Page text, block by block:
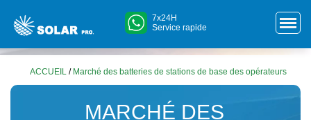
7x24H
Service rapide
ACCUEIL / Marché des batteries de stations de base des opérateurs
MARCHÉ DES